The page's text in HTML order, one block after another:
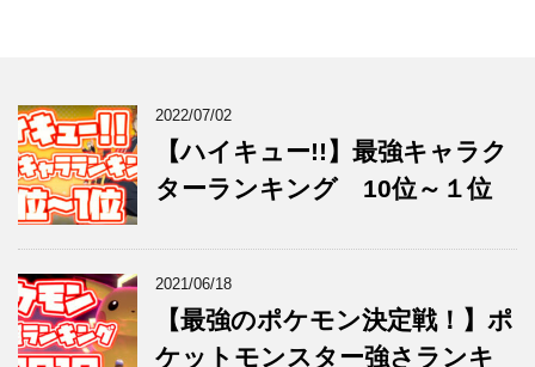
2022/07/02
【ハイキュー!!】最強キャラク
ターランキング 10位～１位
2021/06/18
【最強のポケモン決定戦！】ポ
ケットモンスター強さランキ